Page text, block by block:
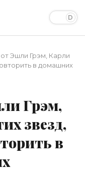
Эшли Грэм, Карли
в домашних
Грэм,
звезд,
в